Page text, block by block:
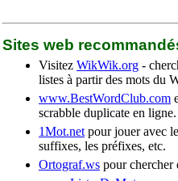
Sites web
Visitez WikWik.org -
listes à partir des mots du
www.BestWordClub.com
scrabble duplicate en ligne.
1Mot.net pour jouer avec
suffixes, les préfixes, etc.
Ortograf.ws pour chercher